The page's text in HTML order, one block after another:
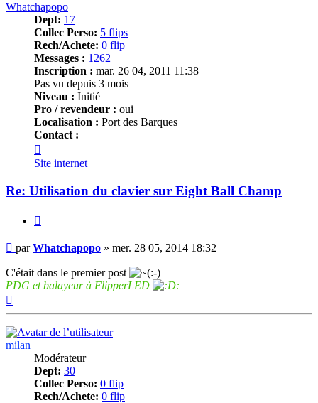
Whatchapopo
Dept: 17
Collec Perso: 5 flips
Rech/Achete: 0 flip
Messages : 1262
Inscription : mar. 26 04, 2011 11:38
Pas vu depuis 3 mois
Niveau : Initié
Pro / revendeur : oui
Localisation : Port des Barques
Contact :
Whatchapopo
Site internet
Re: Utilisation du clavier sur Eight Ball Champ
Message
parWhatchapopo » mer. 28 05, 2014 18:32
C'était dans le premier post
PDG et balayeur à FlipperLED
milan
Modérateur
Dept: 30
Collec Perso: 0 flip
Rech/Achete: 0 flip